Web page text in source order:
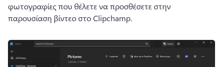
φωτογραφίες που θέλετε να προσθέσετε στην
παρουσίαση βίντεο στο Clipchamp.